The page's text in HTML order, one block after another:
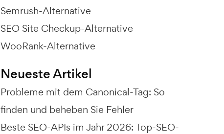
Semrush-Alternative
SEO Site Checkup-Alternative
WooRank-Alternative
Neueste Artikel
Probleme mit dem Canonical-Tag: So
finden und beheben Sie Fehler
Beste SEO-APIs im Jahr 2026: Top-SEO-